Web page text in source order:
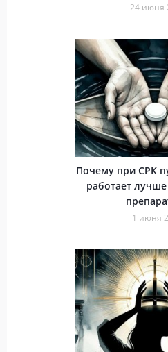
24 июня
Почему при СРК
работает
1 июня